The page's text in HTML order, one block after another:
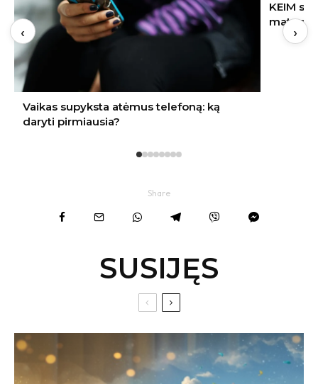
KEIM sol-silikatinių dažų ilgaamžiškumas:
matuojamas ne metais, o dešimtmečiais
‹ ›
Share
SUSIJĘS